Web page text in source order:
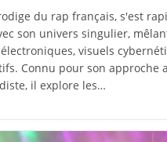
du rap français, s'est
son univers singulier,
visuels
Connu pour son approche
il explore les…